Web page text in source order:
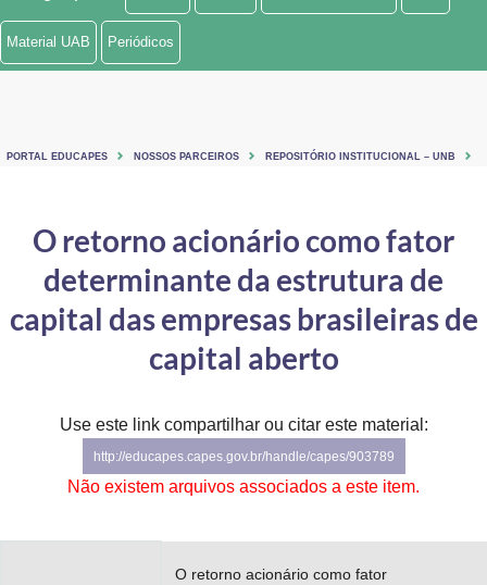
Ministério de Minas e Energia
Controladoria-Geral da União
Ministério da Mulher, da Família e dos Direitos Humanos
Gabinete de Segurança Institucional
Material UAB Periódicos
PORTAL EDUCAPES NOSSOS PARCEIROS REPOSITÓRIO INSTITUCIONAL – UNB
O retorno acionário como fator
determinante da estrutura de
capital das empresas brasileiras de
capital aberto
Use este link compartilhar ou citar este material:
http://educapes.capes.gov.br/handle/capes/903789
Não existem arquivos associados a este item.
O retorno acionário como fator